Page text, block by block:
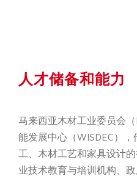
人才储备和能力
马来西亚木材工业委员会
能发展中心（WISDEC）
工、木材工艺和家具设计
业技术教育与培训机构、